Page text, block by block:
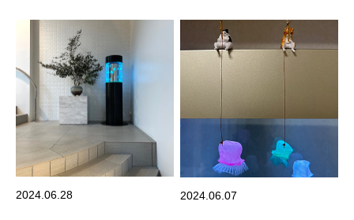
2024.06.28 2024.06.07